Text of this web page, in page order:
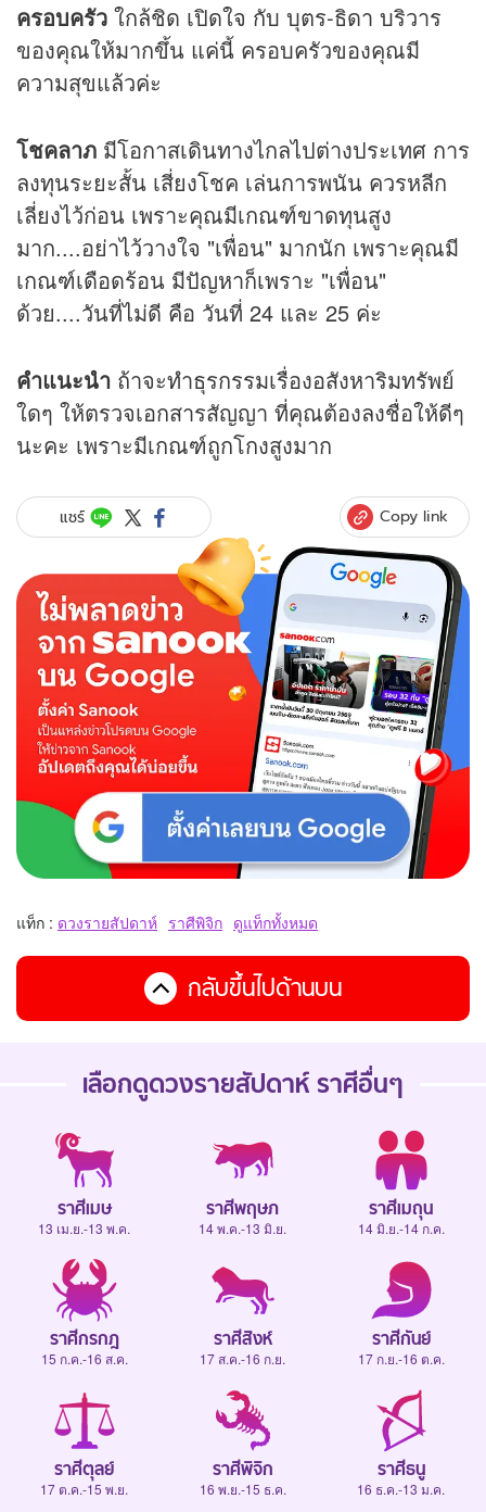
ครอบครัว ใกล้ชิด เปิดใจ กับ บุตร-ธิดา บริวาร
ของคุณให้มากขึ้น แค่นี้ ครอบครัวของคุณมี
ความสุขแล้วค่ะ
โชคลาภ มีโอกาสเดินทางไกลไปต่างประเทศ การ
ลงทุนระยะสั้น เสี่ยงโชค เล่นการพนัน ควรหลีก
เลี่ยงไว้ก่อน เพราะคุณมีเกณฑ์ขาดทุนสูง
มาก....อย่าไว้วางใจ "เพื่อน" มากนัก เพราะคุณมี
เกณฑ์เดือดร้อน มีปัญหาก็เพราะ "เพื่อน"
ด้วย....วันที่ไม่ดี คือ วันที่ 24 และ 25 ค่ะ
คำแนะนำ ถ้าจะทำธุรกรรมเรื่องอสังหาริมทรัพย์
ใดๆ ให้ตรวจเอกสารสัญญา ที่คุณต้องลงชื่อให้ดีๆ
นะคะ เพราะมีเกณฑ์ถูกโกงสูงมาก
แชร์ Copy link
แท็ก : ดวงรายสัปดาห์ ราศีพิจิก ดูแท็กทั้งหมด
กลับขึ้นไปด้านบน
เลือกดูดวงรายสัปดาห์ ราศีอื่นๆ
ราศีเมษ
13 เม.ย.-13 พ.ค.
ราศีพฤษภ
14 พ.ค.-13 มิ.ย.
ราศีเมถุน
14 มิ.ย.-14 ก.ค.
ราศีกรกฎ
15 ก.ค.-16 ส.ค.
ราศีสิงห์
17 ส.ค.-16 ก.ย.
ราศีกันย์
17 ก.ย.-16 ต.ค.
ราศีตุลย์
17 ต.ค.-15 พ.ย.
ราศีพิจิก
16 พ.ย.-15 ธ.ค.
ราศีธนู
16 ธ.ค.-13 ม.ค.